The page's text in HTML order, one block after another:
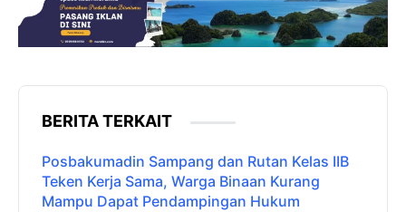
BERITA TERKAIT
Posbakumadin Sampang dan Rutan Kelas IIB
Teken Kerja Sama, Warga Binaan Kurang
Mampu Dapat Pendampingan Hukum